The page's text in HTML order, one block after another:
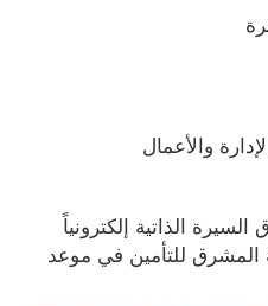
والأعمال
يتم تعبئة طلب التوظيف وإرفاق السيرة الذاتية إلكترونياً